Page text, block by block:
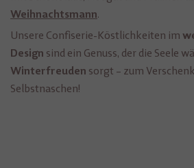
Weihnachtsmann.
Unsere Confiserie-Köstlichkeiten im
Design sind ein Genuss, der die Seele
Winterfreuden sorgt – zum
Selbstnaschen!